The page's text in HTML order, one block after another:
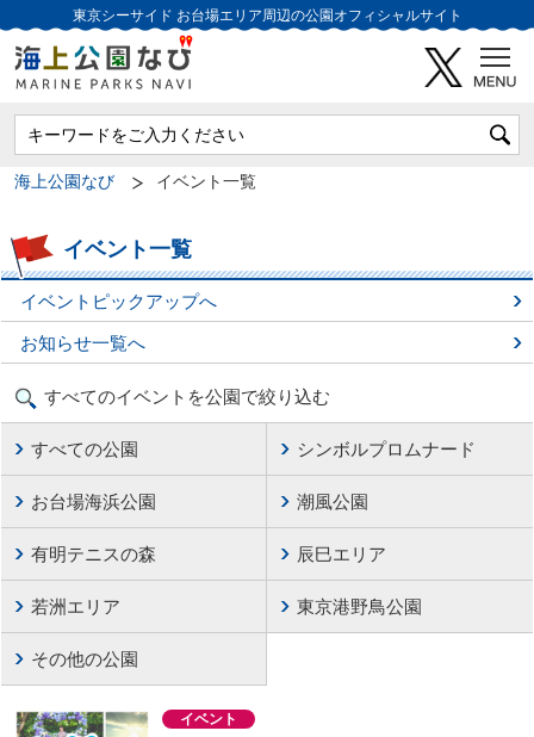
東京シーサイド お台場エリア周辺の公園オフィシャルサイト
海上公園なび イベント一覧
イベント一覧
イベントピックアップへ
お知らせ一覧へ
すべてのイベントを公園で絞り込む
すべての公園 シンボルプロムナード
お台場海浜公園 潮風公園
有明テニスの森 辰巳エリア
若洲エリア 東京港野鳥公園
その他の公園
イベント